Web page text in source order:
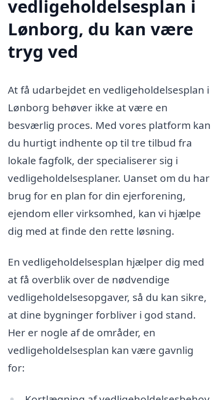
vedligeholdelsesplan i
Lønborg, du kan være
tryg ved
At få udarbejdet en vedligeholdelsesplan i
Lønborg behøver ikke at være en
besværlig proces. Med vores platform kan
du hurtigt indhente op til tre tilbud fra
lokale fagfolk, der specialiserer sig i
vedligeholdelsesplaner. Uanset om du har
brug for en plan for din ejerforening,
ejendom eller virksomhed, kan vi hjælpe
dig med at finde den rette løsning.
En vedligeholdelsesplan hjælper dig med
at få overblik over de nødvendige
vedligeholdelsesopgaver, så du kan sikre,
at dine bygninger forbliver i god stand.
Her er nogle af de områder, en
vedligeholdelsesplan kan være gavnlig
for: